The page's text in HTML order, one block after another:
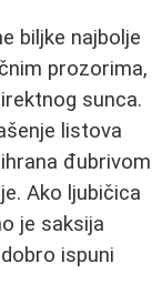
biljke najbolje
prozorima,
sunca.
listova
đubrivom
Ako ljubičica
je saksija
ispuni